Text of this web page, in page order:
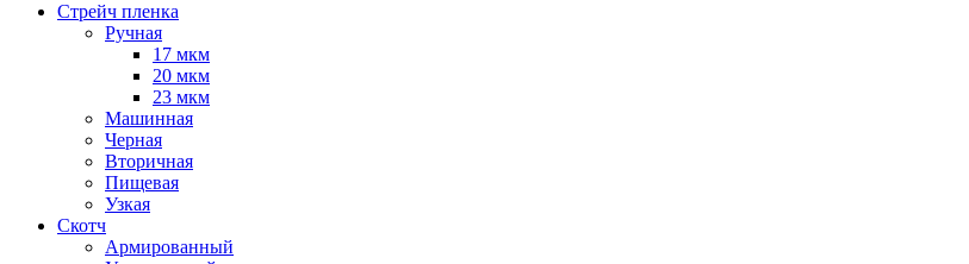
Стрейч пленка
Ручная
17 мкм
20 мкм
23 мкм
Машинная
Черная
Вторичная
Пищевая
Узкая
Скотч
Армированный